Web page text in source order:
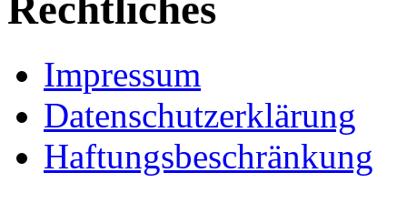
Rechtliches
Impressum
Datenschutzerklärung
Haftungsbeschränkung